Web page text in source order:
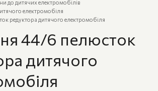
до дитячих електромобілів
електромобіля
редуктора дитячого електромобіля
44/6 пелюсток
дитячого